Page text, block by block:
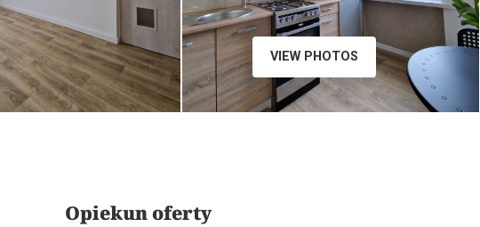
VIEW PHOTOS
Opiekun oferty